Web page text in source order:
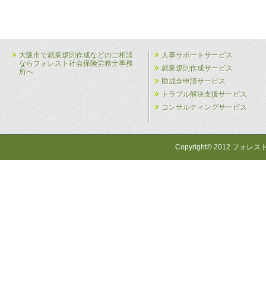
大阪市で就業規則作成などのご相談
ならフォレスト社会保険労務士事務
所へ
人事サポートサービス
就業規則作成サービス
助成金申請サービス
トラブル解決支援サービス
コンサルティングサービス
Copyright© 2012 フォレス